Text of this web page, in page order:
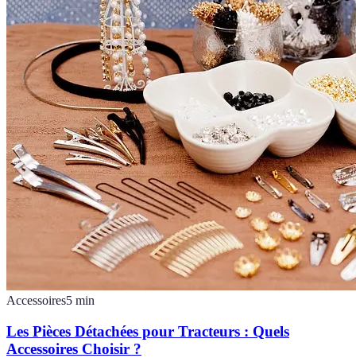
Accessoires5 min
Les Pièces Détachées pour Tracteurs : Quels
Accessoires Choisir ?